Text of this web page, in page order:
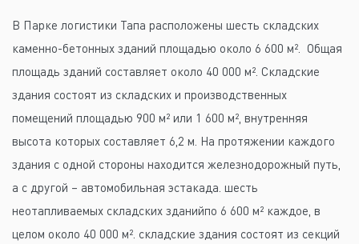
В Парке логистики Тапа расположены шесть складских
каменно-бетонных зданий площадью около 6 600 м². Общая
площадь зданий составляет около 40 000 м². Складские
здания состоят из складских и производственных
помещений площадью 900 м² или 1 600 м², внутренняя
высота которых составляет 6,2 м. На протяжении каждого
здания с одной стороны находится железнодорожный путь,
а с другой – автомобильная эстакада. шесть
неотапливаемых складских зданийпо 6 600 м² каждое, в
целом около 40 000 м². складские здания состоят из секций